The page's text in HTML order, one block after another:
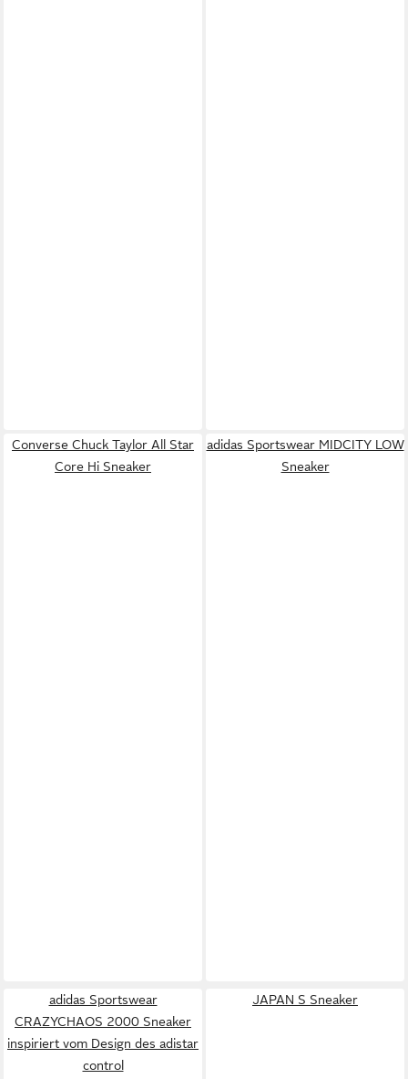
Converse Chuck Taylor All Star
Core Hi Sneaker
adidas Sportswear MIDCITY LOW
Sneaker
adidas Sportswear
CRAZYCHAOS 2000 Sneaker
inspiriert vom Design des adistar
control
JAPAN S Sneaker